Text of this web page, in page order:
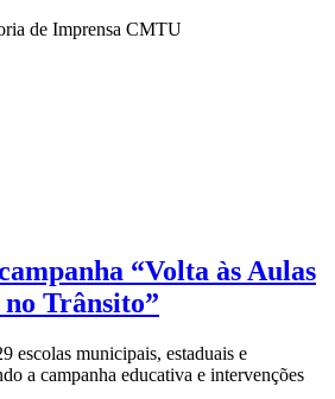
de Imprensa CMTU
“Volta às Aulas
Trânsito”
escolas municipais, estaduais e
a campanha educativa e intervenções